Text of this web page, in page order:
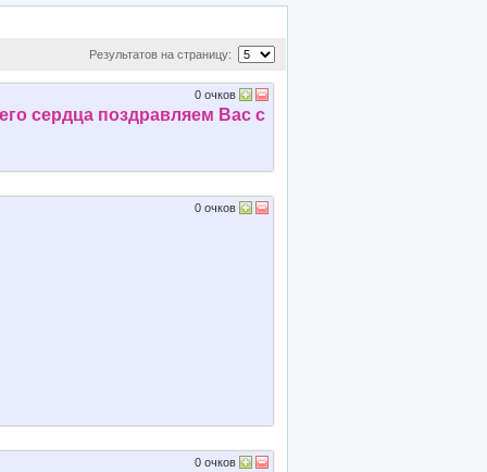
Результатов на страницу:
сердца поздравляем Вас с
0 очков
0 очков
0 очков